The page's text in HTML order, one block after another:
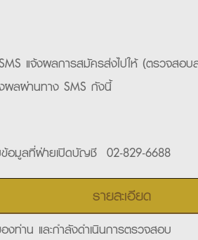
แจ้งผลการสมัครส่งไปให้ (ตรวจสอบ
งผลผ่านทาง SMS กังนี้
ข้อมูลที่ฝ่ายเปิดบัญชี 02-829-6688
รายละเอียด
ท่าน และกำลังดำเนินการตรวจสอบ